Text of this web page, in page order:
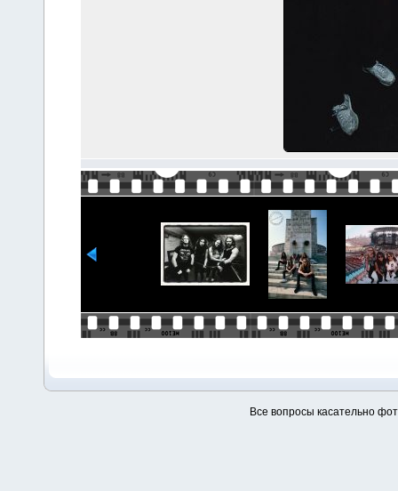
Все вопросы касательно